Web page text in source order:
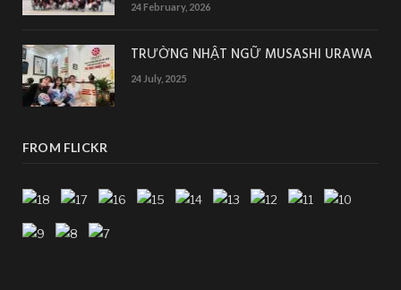
24 February, 2026
TRƯỜNG NHẬT NGỮ MUSASHI URAWA
24 July, 2025
FROM FLICKR